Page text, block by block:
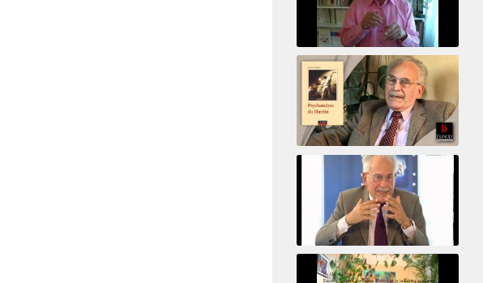
Votre maison vous révèle
Psychanalyse du libertin